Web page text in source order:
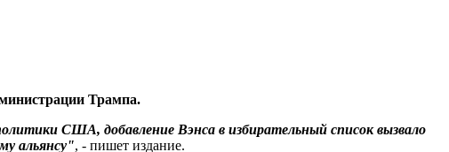
Трампа.
США, добавление Вэнса в избирательный список вызвало
альянсу", - пишет издание.